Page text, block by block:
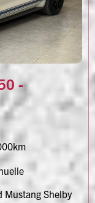
-
Mustang Shelby